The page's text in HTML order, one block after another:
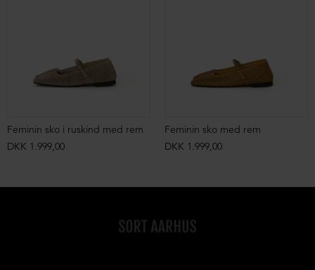
Feminin sko i ruskind med rem
DKK 1.999,00
Feminin sko med rem
DKK 1.999,00